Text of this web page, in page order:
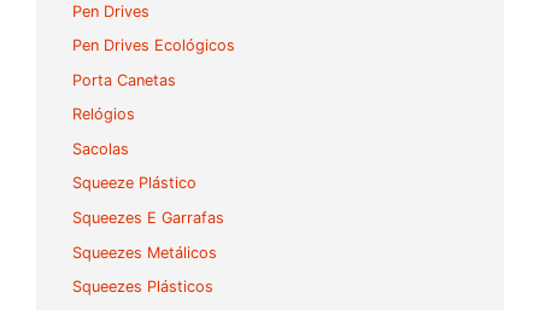
Pen Drives
Pen Drives Ecológicos
Porta Canetas
Relógios
Sacolas
Squeeze Plástico
Squeezes E Garrafas
Squeezes Metálicos
Squeezes Plásticos